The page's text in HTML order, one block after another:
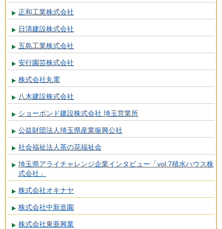
正和工業株式会社
日清建設株式会社
五島工業株式会社
安行園芸株式会社
株式会社丸電
八木建設株式会社
ショーボンド建設株式会社 埼玉営業所
公益財団法人埼玉県産業振興公社
社会福祉法人茶の花福祉会
埼玉県アライチャレンジ企業インタビュー「vol.7積水ハウス株
式会社」
株式会社オキナヤ
株式会社中新造園
株式会社東亜興業